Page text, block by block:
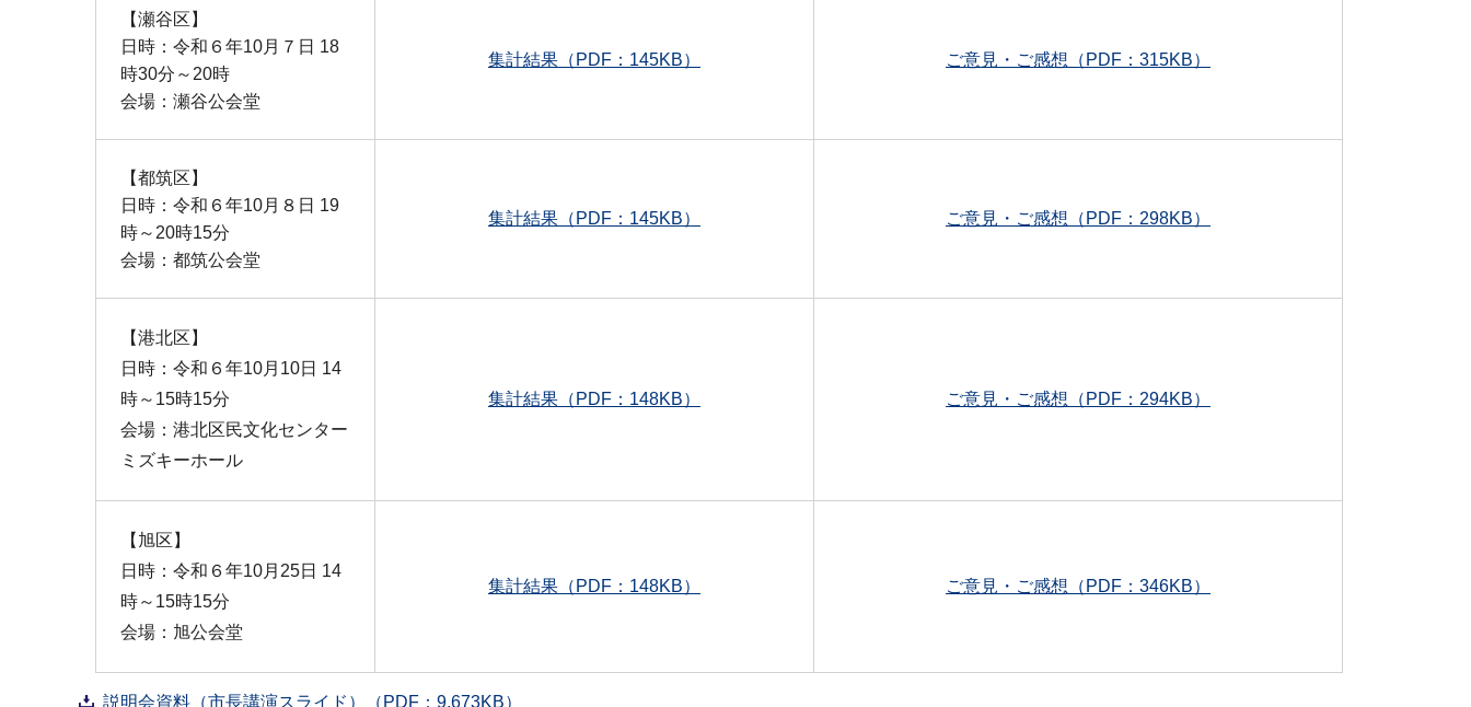
【瀬谷区】
日時：令和６年10月７日 18
時30分～20時
会場：瀬谷公会堂
集計結果（PDF：145KB） ご意見・ご感想（PDF：315KB）
【都筑区】
日時：令和６年10月８日 19
時～20時15分
会場：都筑公会堂
集計結果（PDF：145KB） ご意見・ご感想（PDF：298KB）
【港北区】
日時：令和６年10月10日 14
時～15時15分
会場：港北区民文化センター
ミズキーホール
集計結果（PDF：148KB） ご意見・ご感想（PDF：294KB）
【旭区】
日時：令和６年10月25日 14
時～15時15分
会場：旭公会堂
集計結果（PDF：148KB） ご意見・ご感想（PDF：346KB）
説明会資料（市長講演スライド）（PDF：9,673KB）